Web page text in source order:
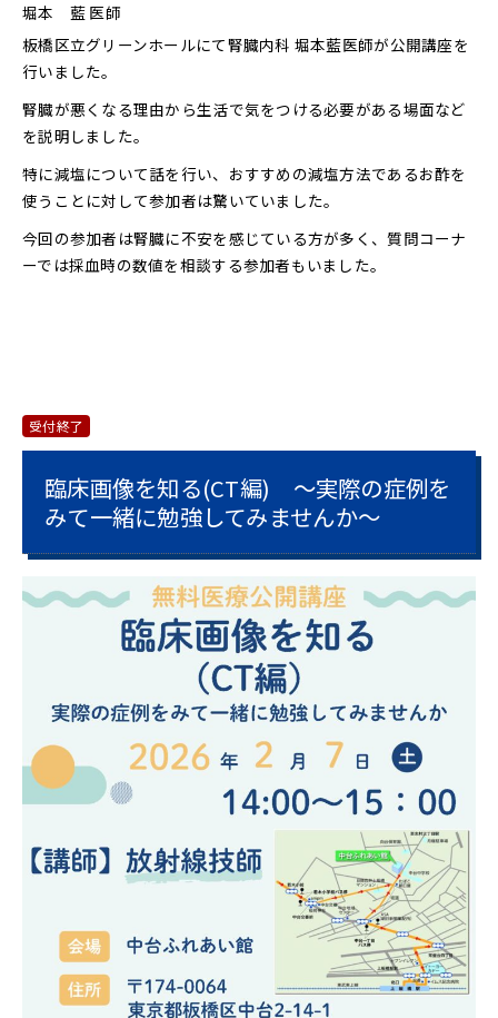
堀本 藍 医師
板橋区立グリーンホールにて腎臓内科 堀本藍医師が公開講座を
行いました。
腎臓が悪くなる理由から生活で気をつける必要がある場面など
を説明しました。
特に減塩について話を行い、おすすめの減塩方法であるお酢を
使うことに対して参加者は驚いていました。
今回の参加者は腎臓に不安を感じている方が多く、質問コーナ
ーでは採血時の数値を相談する参加者もいました。
受付終了
臨床画像を知る(CT編) ～実際の症例を
みて一緒に勉強してみませんか～